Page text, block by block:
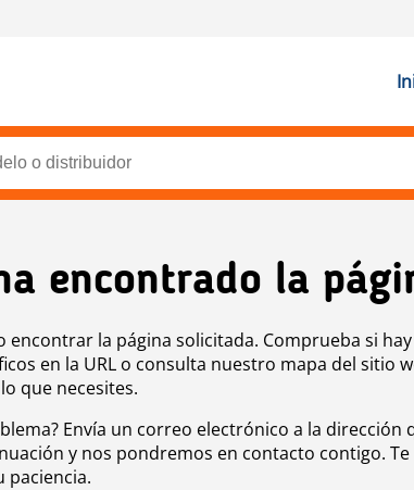
encontrado la
encontrar la página solicitada. Comprueba si hay
en la URL o consulta nuestro mapa del sitio
que necesites.
Envía un correo electrónico a la dirección
y nos pondremos en contacto contigo. Te
paciencia.